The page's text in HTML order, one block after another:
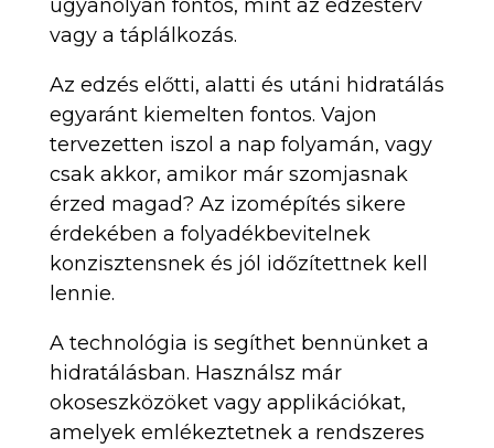
ugyanolyan fontos, mint az edzésterv
vagy a táplálkozás.
Az edzés előtti, alatti és utáni hidratálás
egyaránt kiemelten fontos. Vajon
tervezetten iszol a nap folyamán, vagy
csak akkor, amikor már szomjasnak
érzed magad? Az izomépítés sikere
érdekében a folyadékbevitelnek
konzisztensnek és jól időzítettnek kell
lennie.
A technológia is segíthet bennünket a
hidratálásban. Használsz már
okoseszközöket vagy applikációkat,
amelyek emlékeztetnek a rendszeres